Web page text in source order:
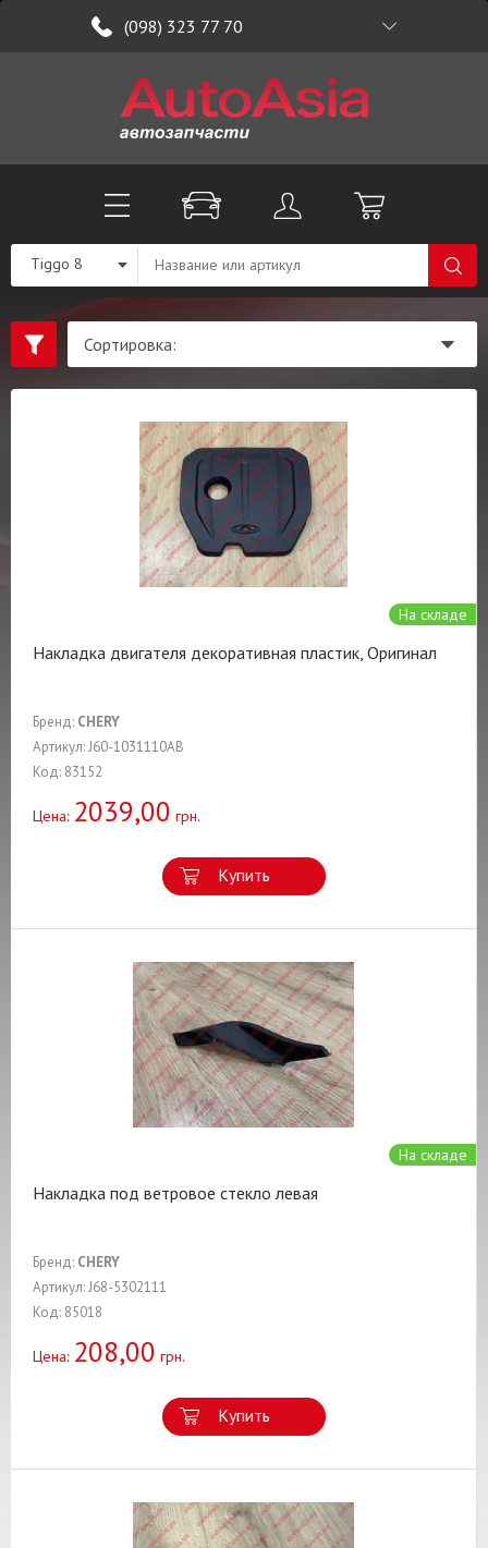
(098) 323 77 70
Tiggo 8
На складе
Накладка двигателя декоративная пластик, Оригинал
Бренд: CHERY
Артикул: J60-1031110AB
Код: 83152
Цена: 2039,00 грн.
Купить
На складе
Накладка под ветровое стекло левая
Бренд: CHERY
Артикул: J68-5302111
Код: 85018
Цена: 208,00 грн.
Купить